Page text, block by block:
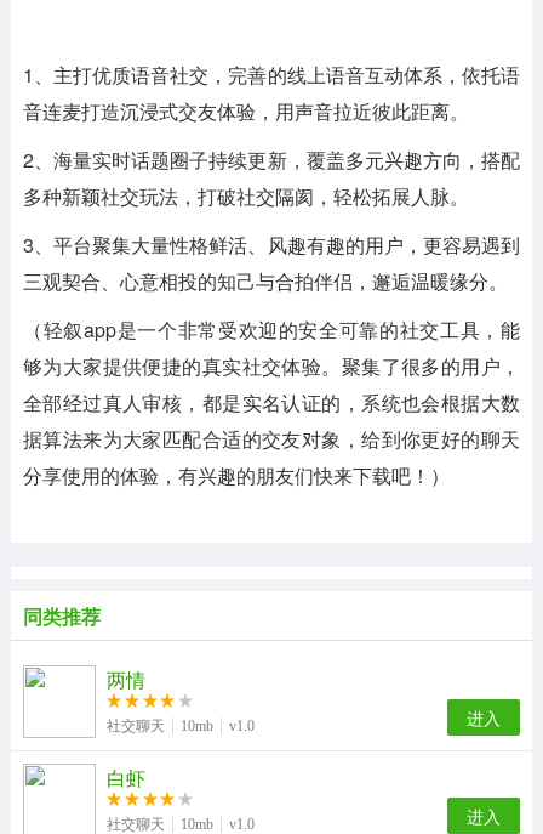
1、主打优质语音社交，完善的线上语音互动体系，依托语
音连麦打造沉浸式交友体验，用声音拉近彼此距离。
2、海量实时话题圈子持续更新，覆盖多元兴趣方向，搭配
多种新颖社交玩法，打破社交隔阂，轻松拓展人脉。
3、平台聚集大量性格鲜活、风趣有趣的用户，更容易遇到
三观契合、心意相投的知己与合拍伴侣，邂逅温暖缘分。
（轻叙app是一个非常受欢迎的安全可靠的社交工具，能
够为大家提供便捷的真实社交体验。聚集了很多的用户，
全部经过真人审核，都是实名认证的，系统也会根据大数
据算法来为大家匹配合适的交友对象，给到你更好的聊天
分享使用的体验，有兴趣的朋友们快来下载吧！）
同类推荐
两情
社交聊天 10mb v1.0 进入
白虾
社交聊天 10mb v1.0 进入